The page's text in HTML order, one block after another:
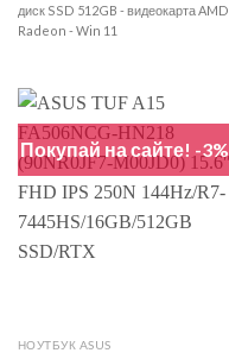
диск SSD 512GB - видеокарта AMD
Radeon - Win 11
Покупай на сайте! -3%
НОУТБУК ASUS